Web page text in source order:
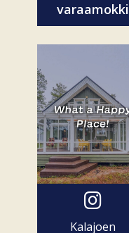
varaamokki
Kalajoen